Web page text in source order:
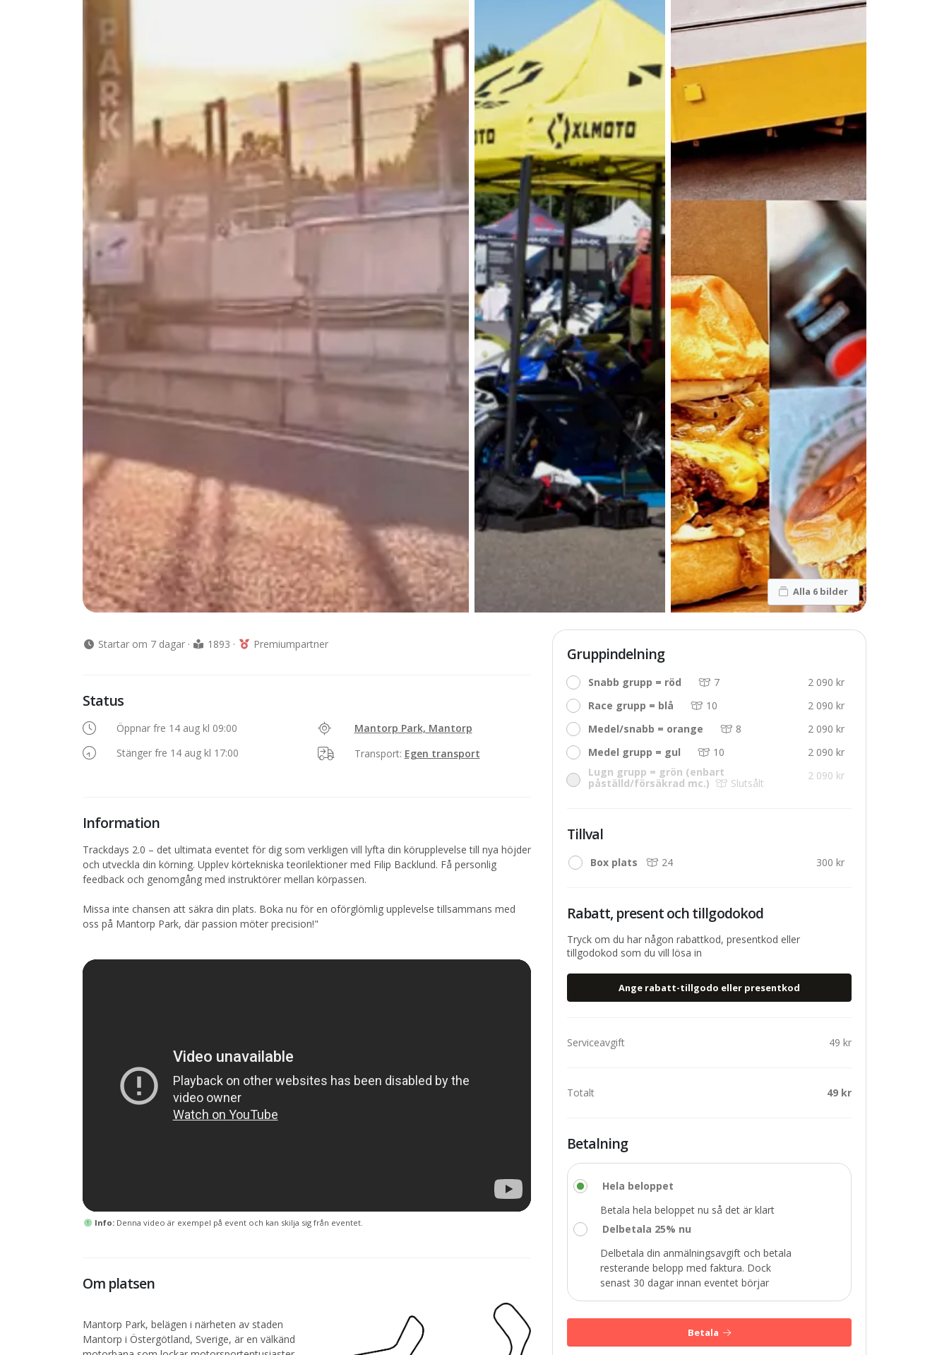
Alla 6 bilder
Startar om 7 dagar · 1893 · Premiumpartner
Status
Öppnar fre 14 aug kl 09:00
Stänger fre 14 aug kl 17:00
Mantorp Park, Mantorp
Transport: Egen transport
Information
Trackdays 2.0 – det ultimata eventet för dig som verkligen vill lyfta din körupplevelse till nya höjder
och utveckla din körning. Upplev körtekniska teorilektioner med Filip Backlund. Få personlig
feedback och genomgång med instruktörer mellan körpassen.
Missa inte chansen att säkra din plats. Boka nu för en oförglömlig upplevelse tillsammans med
oss på Mantorp Park, där passion möter precision!"
Info: Denna video är exempel på event och kan skilja sig från eventet.
Om platsen
Mantorp Park, belägen i närheten av staden
Mantorp i Östergötland, Sverige, är en välkänd
Gruppindelning
Snabb grupp = röd 7
2 090 kr
Race grupp = blå
10
2 090 kr
Medel/snabb = orange
8
2 090 kr
Medel grupp = gul
10
2 090 kr
Lugn grupp = grön (enbart
påställd/försäkrad mc.)
Slutsålt
2 090 kr
Tillval
Box plats 24 300 kr
Rabatt, present och tillgodokod
Tryck om du har någon rabattkod, presentkod eller
tillgodokod som du vill lösa in
Serviceavgift 49 kr
Totalt 49 kr
Betalning
Hela beloppet
Betala hela beloppet nu så det är klart
Delbetala 25% nu
Delbetala din anmälningsavgift och betala
resterande belopp med faktura. Dock
senast 30 dagar innan eventet börjar
Betala